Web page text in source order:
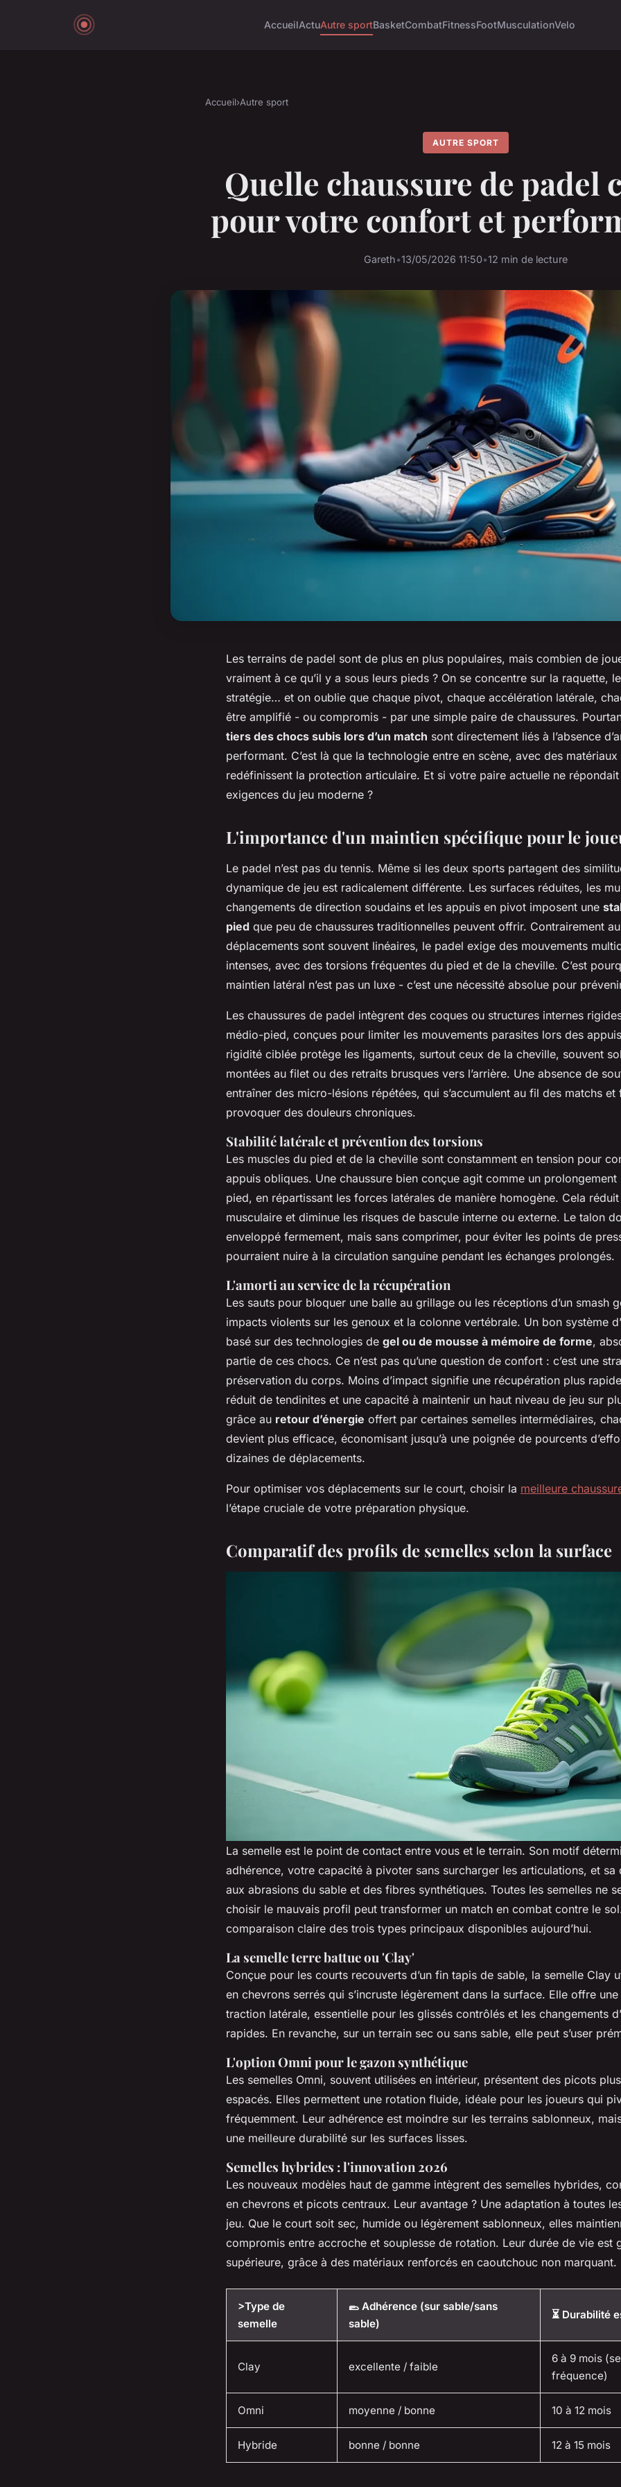
AccueilActuAutre sportBasketCombatFitnessFootMusculationVelo
Accueil›Autre sport
AUTRE SPORT
Quelle chaussure de padel
pour votre confort et
Gareth•13/05/2026 11:50•12 min de lecture
Les terrains de padel sont de plus en plus populaires, mais combien de
vraiment à ce qu’il y a sous leurs pieds ? On se concentre sur la raquette,
stratégie… et on oublie que chaque pivot, chaque accélération latérale,
être amplifié - ou compromis - par une simple paire de chaussures.
tiers des chocs subis lors d’un match sont directement liés à l’absence
performant. C’est là que la technologie entre en scène, avec des matériaux
redéfinissent la protection articulaire. Et si votre paire actuelle ne
exigences du jeu moderne ?
L'importance d'un maintien spécifique pour le
Le padel n’est pas du tennis. Même si les deux sports partagent des
dynamique de jeu est radicalement différente. Les surfaces réduites, les
changements de direction soudains et les appuis en pivot imposent une
pied que peu de chaussures traditionnelles peuvent offrir. Contrairement
déplacements sont souvent linéaires, le padel exige des mouvements
intenses, avec des torsions fréquentes du pied et de la cheville. C’est
maintien latéral n’est pas un luxe - c’est une nécessité absolue pour
Les chaussures de padel intègrent des coques ou structures internes
médio-pied, conçues pour limiter les mouvements parasites lors des
rigidité ciblée protège les ligaments, surtout ceux de la cheville, souvent
montées au filet ou des retraits brusques vers l’arrière. Une absence de
entraîner des micro-lésions répétées, qui s’accumulent au fil des matchs et
provoquer des douleurs chroniques.
Stabilité latérale et prévention des torsions
Les muscles du pied et de la cheville sont constamment en tension pour
appuis obliques. Une chaussure bien conçue agit comme un prolongement
pied, en répartissant les forces latérales de manière homogène. Cela
musculaire et diminue les risques de bascule interne ou externe. Le talon
enveloppé fermement, mais sans comprimer, pour éviter les points de
pourraient nuire à la circulation sanguine pendant les échanges prolongés.
L'amorti au service de la récupération
Les sauts pour bloquer une balle au grillage ou les réceptions d’un smash
impacts violents sur les genoux et la colonne vertébrale. Un bon système
basé sur des technologies de gel ou de mousse à mémoire de forme,
partie de ces chocs. Ce n’est pas qu’une question de confort : c’est une
préservation du corps. Moins d’impact signifie une récupération plus
réduit de tendinites et une capacité à maintenir un haut niveau de jeu sur
grâce au retour d’énergie offert par certaines semelles intermédiaires,
devient plus efficace, économisant jusqu’à une poignée de pourcents
dizaines de déplacements.
Pour optimiser vos déplacements sur le court, choisir la meilleure
l’étape cruciale de votre préparation physique.
Comparatif des profils de semelles selon la surface
La semelle est le point de contact entre vous et le terrain. Son motif
adhérence, votre capacité à pivoter sans surcharger les articulations, et sa
aux abrasions du sable et des fibres synthétiques. Toutes les semelles ne
choisir le mauvais profil peut transformer un match en combat contre le
comparaison claire des trois types principaux disponibles aujourd’hui.
La semelle terre battue ou 'Clay'
Conçue pour les courts recouverts d’un fin tapis de sable, la semelle Clay
en chevrons serrés qui s’incruste légèrement dans la surface. Elle offre
traction latérale, essentielle pour les glissés contrôlés et les changements
rapides. En revanche, sur un terrain sec ou sans sable, elle peut s’user
L'option Omni pour le gazon synthétique
Les semelles Omni, souvent utilisées en intérieur, présentent des picots
espacés. Elles permettent une rotation fluide, idéale pour les joueurs qui
fréquemment. Leur adhérence est moindre sur les terrains sablonneux,
une meilleure durabilité sur les surfaces lisses.
Semelles hybrides : l'innovation 2026
Les nouveaux modèles haut de gamme intègrent des semelles hybrides,
en chevrons et picots centraux. Leur avantage ? Une adaptation à toutes
jeu. Que le court soit sec, humide ou légèrement sablonneux, elles
compromis entre accroche et souplesse de rotation. Leur durée de vie est
supérieure, grâce à des matériaux renforcés en caoutchouc non marquant.
>Type de
semelle
🥿 Adhérence (sur sable/sans
sable)
⏳ Durabilité
Clay excellente / faible
6 à 9 mois
fréquence)
Omni moyenne / bonne 10 à 12 mois
Hybride bonne / bonne 12 à 15 mois